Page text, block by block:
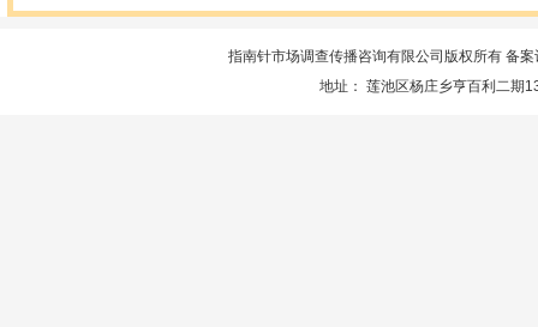
指南针市场调查传播咨询有限公司版权所有 备案
地址： 莲池区杨庄乡亨百利二